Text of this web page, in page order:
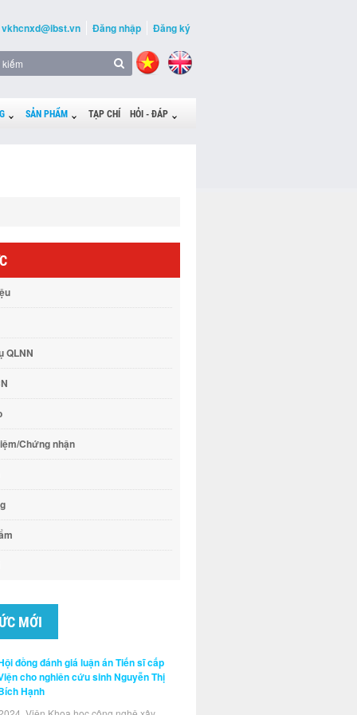
vkhcnxd@ibst.vn Đăng nhập Đăng ký
SẢN PHẨM TẠP CHÍ HỎI - ĐÁP
QLNN
Chứng nhận
MỚI
đồng đánh giá luận án Tiến sĩ cấp
cho nghiên cứu sinh Nguyễn Thị
Hạnh